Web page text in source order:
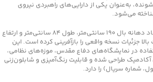
به‌عنوان یکی از دارایی‌های راهبردی نیروی
می‌شود.
نسخهٔ ماکت ارائه‌شده با ابعاد دهانه بال ۱۹۰ سانتی‌متر، طول ۸۴ سانتی‌متر و ارتفاع
دقت بالا جزئیات نسخه واقعی را بازآفرینی کرده است. این
در نمایشگاه‌های دفاع مقدس، موزه‌های نظامی،
آکادمیک طراحی شده و قابلیت رنگ‌آمیزی و شابلون‌زنی
شماره سریال) را دارد.